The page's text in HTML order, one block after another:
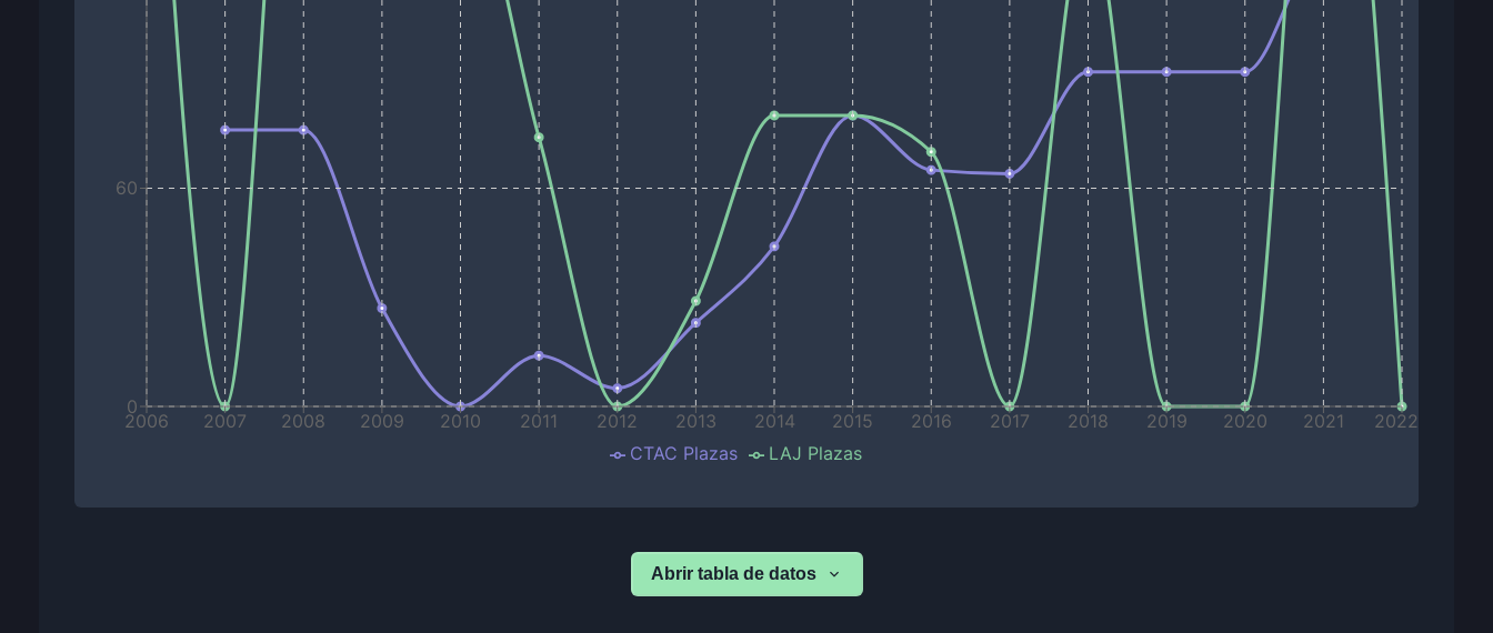
2006 2007 2008 2009 2010 2011 2012 2013 2014 2015 2016 2017 2018 2019 2020 2021 2022
0
60
CTAC Plazas LAJ Plazas
Abrir tabla de datos